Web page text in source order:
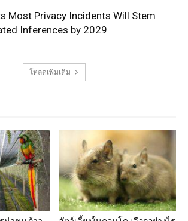
Most Privacy Incidents Will Stem
Inferences by 2029
โหลดเพิ่มเติม